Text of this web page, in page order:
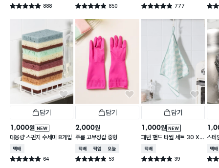
별점 4.9점 888
건 작성 별점 4.9점 850
건 작성 별점 4.9점 777
건 작성 별점
담기
NEW
1,000원
대용량 스펀지 수세미 8개입
택배배송
별점 4.9점 64
건 작성
담기
2,000원
주름 고무장갑 중형
택배배송매장픽업오늘배송
별점 4.9점 53
건 작성
담기
NEW
1,000원
패턴 핸드 타월 세트 30 X
30 cm 3개입
택배배송
별점 4.9점 39
건 작성
스테
택배
별점